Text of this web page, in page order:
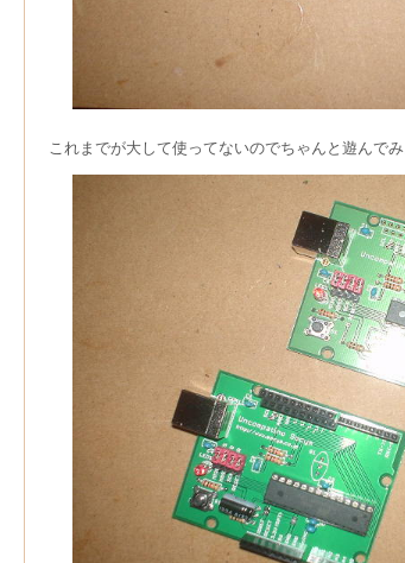
これまでが大して使ってないのでちゃんと遊んで